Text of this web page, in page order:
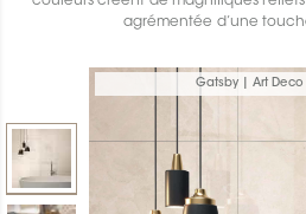
agrémentée d’une
Gatsby | Art